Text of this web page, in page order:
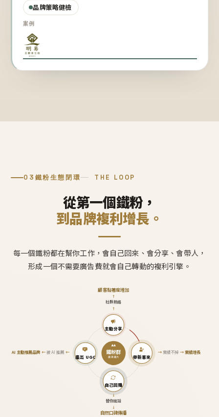
品牌策略健檢
案例
03 鐵粉生態閉環 THE LOOP
從第一個鐵粉，
到品牌複利增長。
每一個鐵粉都在幫你工作，會自己回來、會分享、會帶人，
形成一個不需要廣告費就會自己轉動的複利引擎。
鐵粉群
越滾越大
主動分享
↑
社群熱絡
↑
顧客黏著度增加
帶新客來
→業績不掉 →業績增長
自己回購
↓
替你說話
↓
自然口碑傳播
產出 UGC
AI 主動推薦品牌←被 AI 推薦 ←